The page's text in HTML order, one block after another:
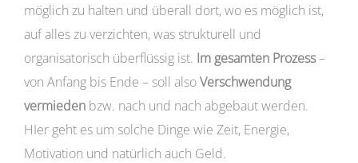
möglich zu halten und überall dort, wo es möglich ist,
auf alles zu verzichten, was strukturell und
organisatorisch überflüssig ist. Im gesamten Prozess–
von Anfang bis Ende – soll alsoVerschwendung
vermieden bzw. nach und nach abgebaut werden.
HIer geht es um solche Dinge wie Zeit, Energie,
Motivation und natürlich auch Geld.